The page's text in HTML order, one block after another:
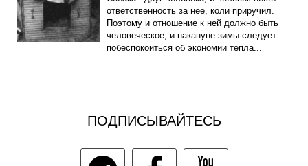
ответственность за нее, коли приручил.
Поэтому и отношение к ней должно быть
человеческое, и накануне зимы следует
побеспокоиться об экономии тепла...
ПОДПИСЫВАЙТЕСЬ